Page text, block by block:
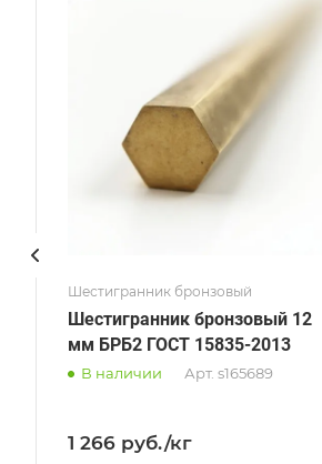
Шестигранник бронзовый
Шестигранник бронзовый 12
мм БРБ2 ГОСТ 15835-2013
В наличии Арт. s165689
1 266 руб./кг
ГОСТ, ТУ
ГОСТ 1628-2019
Диаметр, мм